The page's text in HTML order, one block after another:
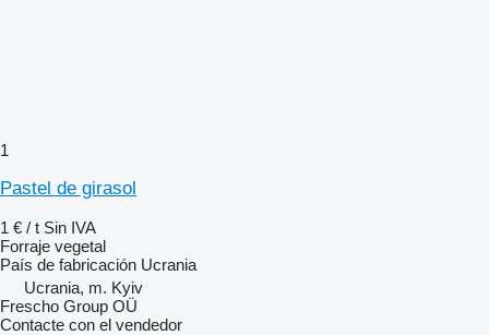
1
Pastel de girasol
1 € / t Sin IVA
Forraje vegetal
País de fabricación Ucrania
Ucrania, m. Kyiv
Frescho Group OÜ
Contacte con el vendedor